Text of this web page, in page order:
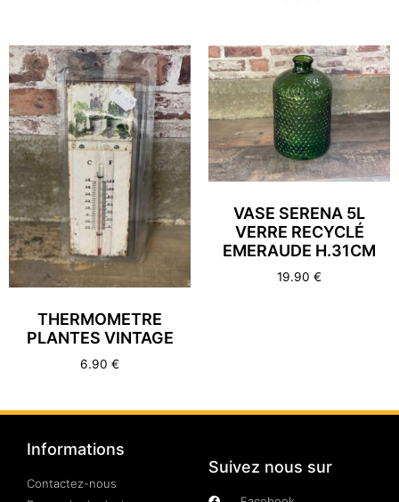
THERMOMETRE
PLANTES VINTAGE
6.90 €
VASE SERENA 5L
VERRE RECYCLÉ
EMERAUDE H.31CM
19.90 €
Informations
Contactez-nous
Suivez nous sur